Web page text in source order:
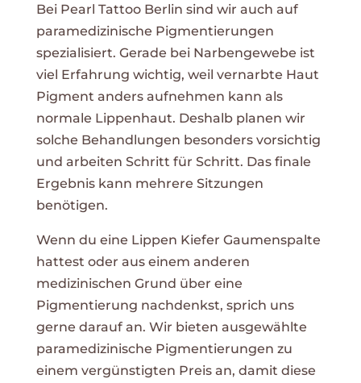
Bei Pearl Tattoo Berlin sind wir auch auf
paramedizinische Pigmentierungen
spezialisiert. Gerade bei Narbengewebe ist
viel Erfahrung wichtig, weil vernarbte Haut
Pigment anders aufnehmen kann als
normale Lippenhaut. Deshalb planen wir
solche Behandlungen besonders vorsichtig
und arbeiten Schritt für Schritt. Das finale
Ergebnis kann mehrere Sitzungen
benötigen.
Wenn du eine Lippen Kiefer Gaumenspalte
hattest oder aus einem anderen
medizinischen Grund über eine
Pigmentierung nachdenkst, sprich uns
gerne darauf an. Wir bieten ausgewählte
paramedizinische Pigmentierungen zu
einem vergünstigten Preis an, damit diese